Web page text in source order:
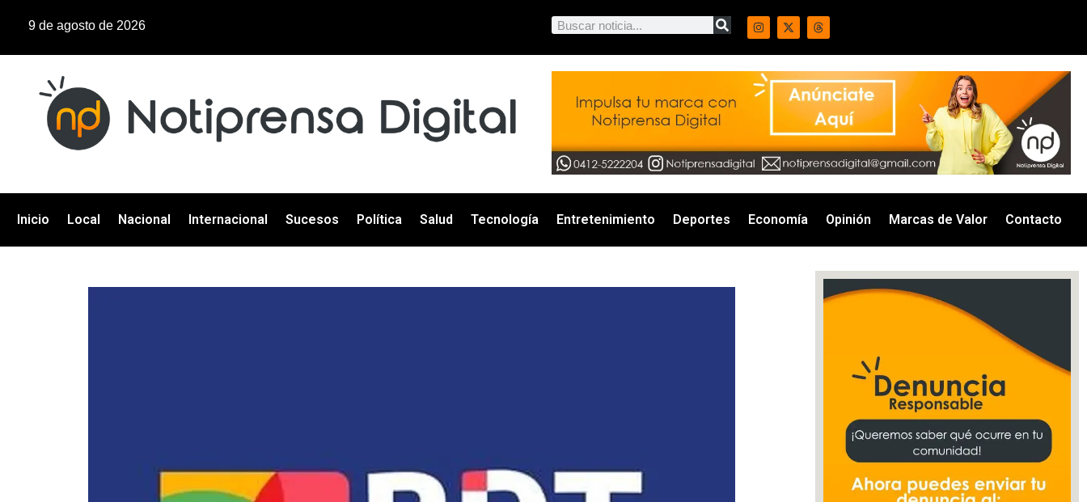
9 de agosto de 2026
Inicio Local Nacional Internacional Sucesos Política Salud Tecnología Entretenimiento Deportes Economía Opinión Marcas de Valor Contacto